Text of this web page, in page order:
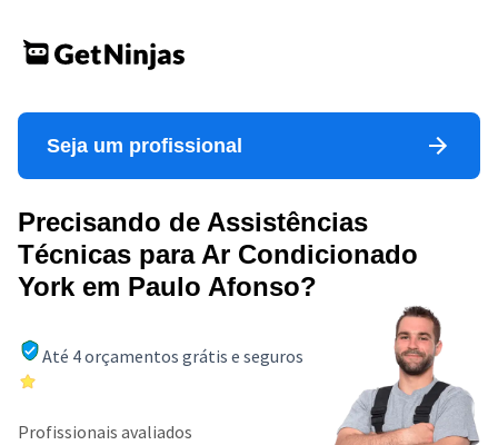
Seja um profissional
Precisando de Assistências
Técnicas para Ar Condicionado
York em Paulo Afonso?
Até 4 orçamentos grátis e seguros
Profissionais avaliados